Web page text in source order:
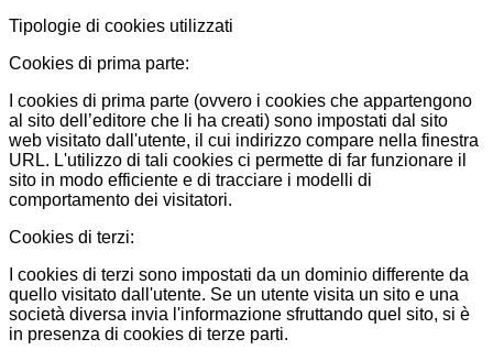
Tipologie di cookies utilizzati
Cookies di prima parte:
I cookies di prima parte (ovvero i cookies che appartengono
al sito dell’editore che li ha creati) sono impostati dal sito
web visitato dall'utente, il cui indirizzo compare nella finestra
URL. L'utilizzo di tali cookies ci permette di far funzionare il
sito in modo efficiente e di tracciare i modelli di
comportamento dei visitatori.
Cookies di terzi:
I cookies di terzi sono impostati da un dominio differente da
quello visitato dall'utente. Se un utente visita un sito e una
società diversa invia l'informazione sfruttando quel sito, si è
in presenza di cookies di terze parti.